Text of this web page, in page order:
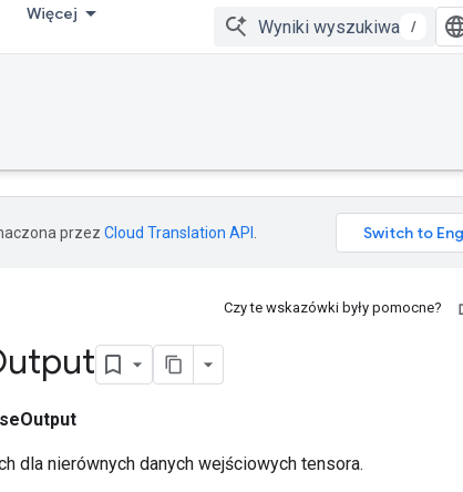
Więcej
/
przez Cloud Translation API
Czy te wskazówki były pomocne?
dla nierównych danych wejściowych tensora.